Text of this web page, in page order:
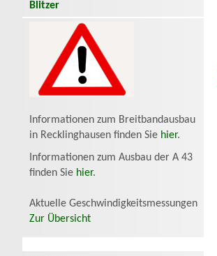
Blitzer
Informationen zum Breitbandausbau
in Recklinghausen finden Sie hier.
Informationen zum Ausbau der A 43
finden Sie hier.
Aktuelle Geschwindigkeitsmessungen
Zur Übersicht